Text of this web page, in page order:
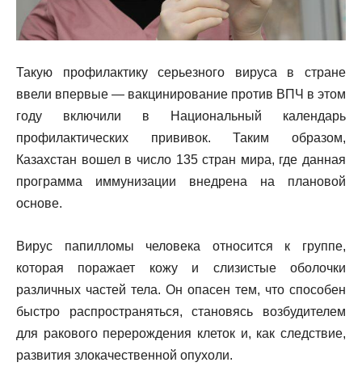
Такую профилактику серьезного вируса в стране
ввели впервые — вакцинирование против ВПЧ в этом
году включили в Национальный календарь
профилактических прививок. Таким образом,
Казахстан вошел в число 135 стран мира, где данная
программа иммунизации внедрена на плановой
основе.
Вирус папилломы человека относится к группе,
которая поражает кожу и слизистые оболочки
различных частей тела. Он опасен тем, что способен
быстро распространяться, становясь возбудителем
для ракового перерождения клеток и, как следствие,
развития злокачественной опухоли.